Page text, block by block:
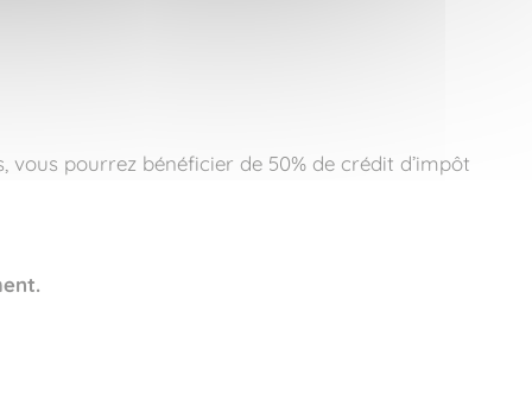
vous pourrez bénéficier de 50% de crédit d’impôt